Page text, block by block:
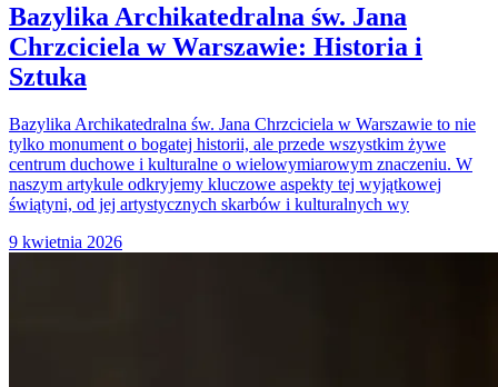
Bazylika Archikatedralna św. Jana
Chrzciciela w Warszawie: Historia i
Sztuka
Bazylika Archikatedralna św. Jana Chrzciciela w Warszawie to nie
tylko monument o bogatej historii, ale przede wszystkim żywe
centrum duchowe i kulturalne o wielowymiarowym znaczeniu. W
naszym artykule odkryjemy kluczowe aspekty tej wyjątkowej
świątyni, od jej artystycznych skarbów i kulturalnych wy
9 kwietnia 2026